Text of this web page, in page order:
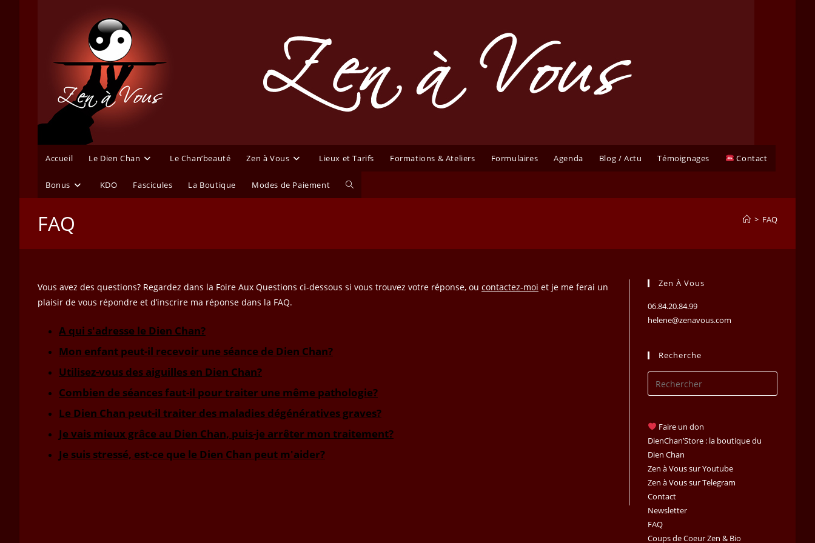
Accueil Le Dien Chan Le Chan’beauté Zen à Vous Lieux et Tarifs Formations & Ateliers Formulaires Agenda Blog / Actu Témoignages Contact
Bonus KDO Fascicules La Boutique Modes de Paiement Toggle
FAQ > FAQ
Vous avez des questions? Regardez dans la Foire Aux Questions ci-dessous si vous trouvez votre réponse, ou contactez-moi et je me ferai un
plaisir de vous répondre et d’inscrire ma réponse dans la FAQ.
A qui s'adresse le Dien Chan?
Mon enfant peut-il recevoir une séance de Dien Chan?
Utilisez-vous des aiguilles en Dien Chan?
Combien de séances faut-il pour traiter une même pathologie?
Le Dien Chan peut-il traiter des maladies dégénératives graves?
Je vais mieux grâce au Dien Chan, puis-je arrêter mon traitement?
Je suis stressé, est-ce que le Dien Chan peut m'aider?
Zen À Vous
06.84.20.84.99
helene@zenavous.com
Recherche
Escape
Faire un don
DienChan’Store : la boutique du
Dien Chan
Zen à Vous sur Youtube
Zen à Vous sur Telegram
Contact
Newsletter
FAQ
Coups de Coeur Zen & Bio